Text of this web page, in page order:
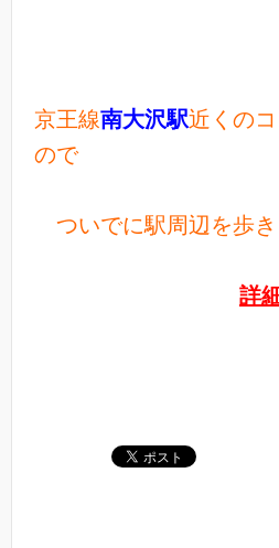
京王線南大沢駅近くの
ので
ついでに駅周辺を歩
詳